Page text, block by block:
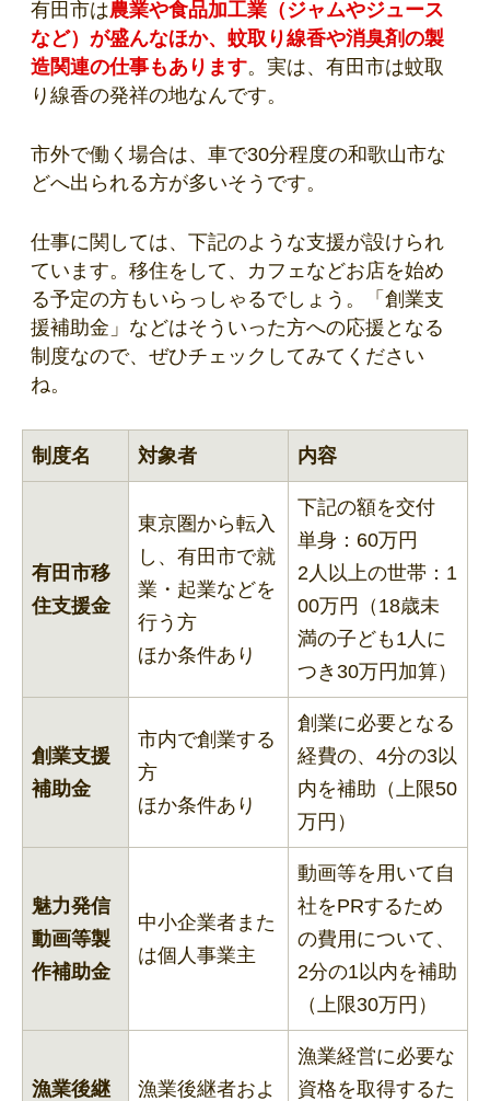
有田市は農業や食品加工業（ジャムやジュース
など）が盛んなほか、蚊取り線香や消臭剤の製
造関連の仕事もあります。実は、有田市は蚊取
り線香の発祥の地なんです。
市外で働く場合は、車で30分程度の和歌山市な
どへ出られる方が多いそうです。
仕事に関しては、下記のような支援が設けられ
ています。移住をして、カフェなどお店を始め
る予定の方もいらっしゃるでしょう。「創業支
援補助金」などはそういった方への応援となる
制度なので、ぜひチェックしてみてください
ね。
制度名 対象者 内容
有田市移
住支援金
東京圏から転入
し、有田市で就
業・起業などを
行う方
ほか条件あり
下記の額を交付
単身：60万円
2人以上の世帯：1
00万円（18歳未
満の子ども1人に
つき30万円加算）
創業支援
補助金
市内で創業する
方
ほか条件あり
創業に必要となる
経費の、4分の3以
内を補助（上限50
万円）
魅力発信
動画等製
作補助金
中小企業者また
は個人事業主
動画等を用いて自
社をPRするため
の費用について、
2分の1以内を補助
（上限30万円）
漁業後継
漁業後継者およ
漁業経営に必要な
資格を取得するた